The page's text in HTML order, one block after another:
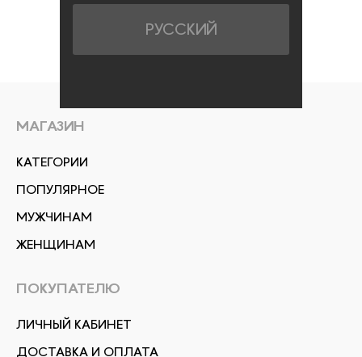
МАГАЗИН
КАТЕГОРИИ
ПОПУЛЯРНОЕ
МУЖЧИНАМ
ЖЕНЩИНАМ
ПОКУПАТЕЛЮ
ЛИЧНЫЙ КАБИНЕТ
ДОСТАВКА И ОПЛАТА
РУССКИЙ